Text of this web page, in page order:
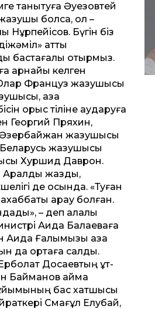
танытуға Әуезовтей
жазушы болса, ол –
Нұрпейісов. Бүгін біз
ат­ты
бастағалы отырмыз.
арнайы келген
Олар Француз жазушысы
қазақ
орыс тіліне аударуға
Георгий Пряхин,
жазушысы
жазушысы
Хуршид Даврон.
Аралды жазды,
де осында. «Туған
арқау болған.
– деп алқалы
Аида Балаеваға
Ғалымқызы қазақ
да ортаға салды.
Досаевтың құт­
Байманов аймақ
ұйымының бас хатшысы
Смағұл Елубай,